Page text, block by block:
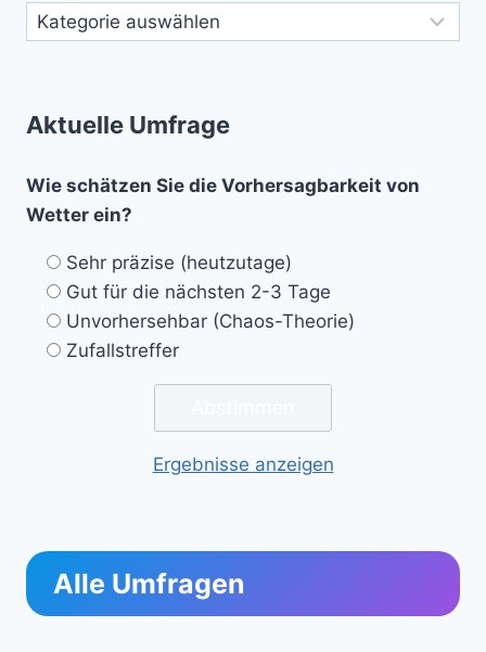
Aktuelle Umfrage
Wie schätzen Sie die Vorhersagbarkeit von
Wetter ein?
Sehr präzise (heutzutage)
Gut für die nächsten 2-3 Tage
Unvorhersehbar (Chaos-Theorie)
Zufallstreffer
Ergebnisse anzeigen
Alle Umfragen